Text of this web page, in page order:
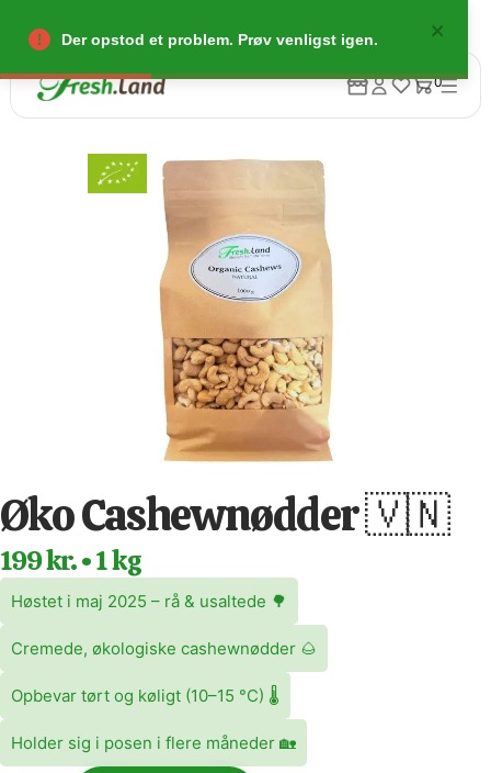
0
Tilbage
Øko Cashewnødder 🇻🇳
199 kr. • 1 kg
Høstet i maj 2025 – rå & usaltede 🌳
Cremede, økologiske cashewnødder 🌰
Opbevar tørt og køligt (10–15 °C) 🌡️
Holder sig i posen i flere måneder 🏡
Der opstod et problem. Prøv venligst igen.